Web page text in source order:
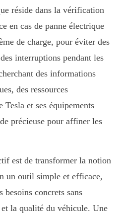
réside dans la vérification
en cas de panne électrique
de charge, pour éviter des
interruptions pendant les
des informations
des ressources
Tesla et ses équipements
précieuse pour affiner les
est de transformer la notion
un outil simple et efficace,
besoins concrets sans
la qualité du véhicule. Une